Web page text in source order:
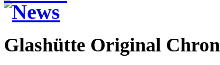
Glashütte Original